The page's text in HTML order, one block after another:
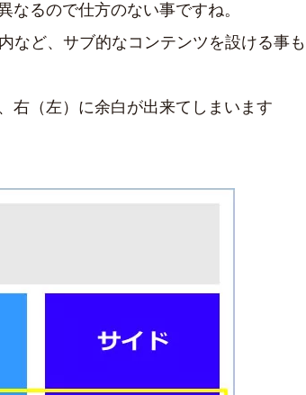
るので仕方のない事ですね。
など、サブ的なコンテンツを設ける事
右（左）に余白が出来てしまいます